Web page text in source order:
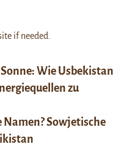
Wie Usbekistan
zu
Sowjetische
if needed.